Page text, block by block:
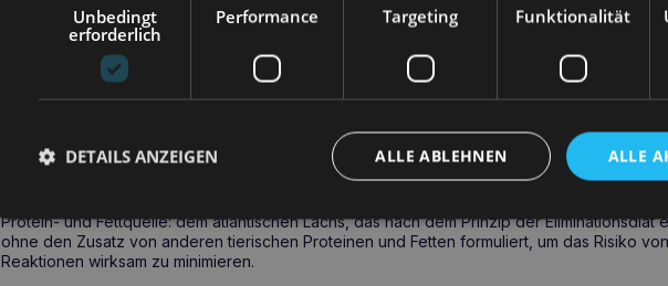
BALTICA Adult Salmon Hypoallergenic M 12kg – ab wann sollte
Das Futter ist für erwachsene Hunde mittelgroßer Rassen bestimmt, insbesondere für
Nahrungsmittelallergien oder dermatologischen Problemen neigen. Es ist ideal, um nach
nach Rücksprache mit Ihrem Tierarzt im Rahmen einer Eliminationsdiät damit zu beginnen.
BALTICA Adult Salmon Hypoallergenic M 12kg– Informationen
Protein- und Fettquelle: dem atlantischen Lachs, das nach dem Prinzip der Eliminationsdiät
ohne den Zusatz von anderen tierischen Proteinen und Fetten formuliert, um das Risiko
Reaktionen wirksam zu minimieren.
Unbedingt
erforderlich
Performance Targeting Funktionalität
ALLE
ALLE ABLEHNEN
DETAILS ANZEIGEN